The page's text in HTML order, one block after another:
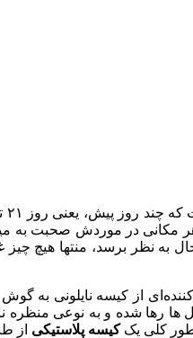
در موردش صحبت به
محال به نظر برسد، منتها
از کیسه نایلونی به
رها شده و به نوعی منظره
کیسه پلاستیکی از